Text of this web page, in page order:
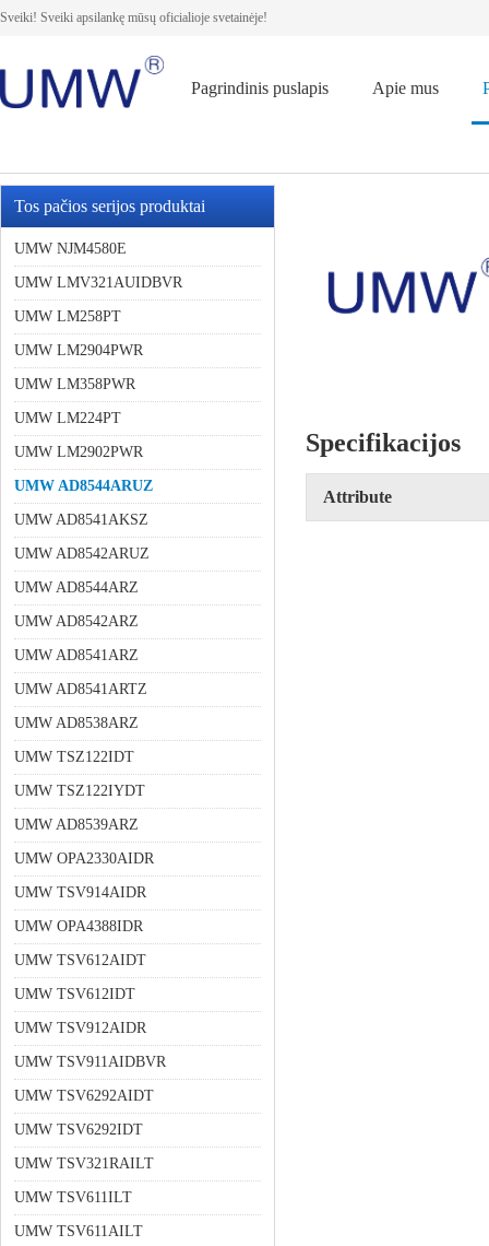
Sveiki! Sveiki apsilankę mūsų oficialioje svetainėje!
Pagrindinis puslapis Apie mus
Tos pačios serijos produktai
UMW NJM4580E
UMW LMV321AUIDBVR
UMW LM258PT
UMW LM2904PWR
UMW LM358PWR
UMW LM224PT
UMW LM2902PWR
UMW AD8544ARUZ
UMW AD8541AKSZ
UMW AD8542ARUZ
UMW AD8544ARZ
UMW AD8542ARZ
UMW AD8541ARZ
UMW AD8541ARTZ
UMW AD8538ARZ
UMW TSZ122IDT
UMW TSZ122IYDT
UMW AD8539ARZ
UMW OPA2330AIDR
UMW TSV914AIDR
UMW OPA4388IDR
UMW TSV612AIDT
UMW TSV612IDT
UMW TSV912AIDR
UMW TSV911AIDBVR
UMW TSV6292AIDT
UMW TSV6292IDT
UMW TSV321RAILT
UMW TSV611ILT
UMW TSV611AILT
Specifikacijos
Attribute